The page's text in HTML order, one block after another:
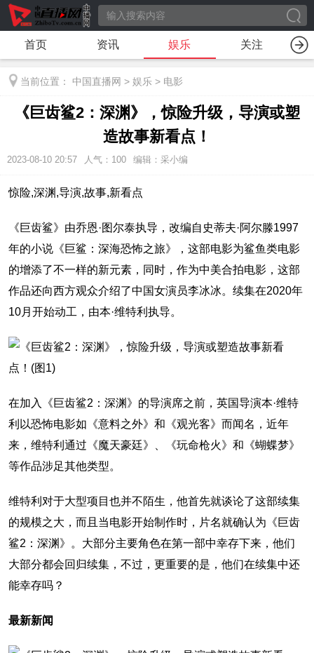
首页 资讯 娱乐 关注
当前位置： 中国直播网 > 娱乐 > 电影
《巨齿鲨2：深渊》，惊险升级，导演或塑
造故事新看点！
2023-08-10 20:57 人气： 100 编辑：采小编
惊险,深渊,导演,故事,新看点
《巨齿鲨》由乔恩·图尔泰执导，改编自史蒂夫·阿尔滕1997
年的小说《巨鲨：深海恐怖之旅》，这部电影为鲨鱼类电影
的增添了不一样的新元素，同时，作为中美合拍电影，这部
作品还向西方观众介绍了中国女演员李冰冰。续集在2020年
10月开始动工，由本·维特利执导。
在加入《巨齿鲨2：深渊》的导演席之前，英国导演本·维特
利以恐怖电影如《意料之外》和《观光客》而闻名，近年
来，维特利通过《魔天豪廷》、《玩命枪火》和《蝴蝶梦》
等作品涉足其他类型。
维特利对于大型项目也并不陌生，他首先就谈论了这部续集
的规模之大，而且当电影开始制作时，片名就确认为《巨齿
鲨2：深渊》。大部分主要角色在第一部中幸存下来，他们
大部分都会回归续集，不过，更重要的是，他们在续集中还
能幸存吗？
最新新闻